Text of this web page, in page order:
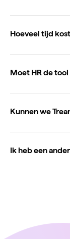
Hoeveel tijd
Moet HR de
Kunnen we
Ik heb een